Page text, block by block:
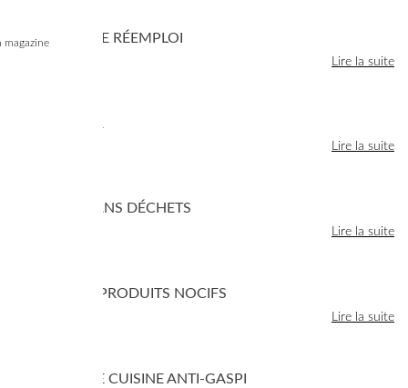
magazine
FAVORISER LE RÉEMPLOI
Lire la suite
Lire la suite
JARDINER SANS DÉCHETS
Lire la suite
LIMITER LES PRODUITS NOCIFS
Lire la suite
RECETTES DE CUISINE ANTI-GASPI